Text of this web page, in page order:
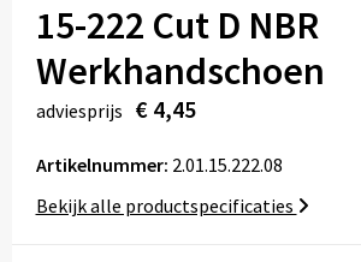
Kinderkleding
Tassen
15-222 Cut D NBR
Werkhandschoen
adviesprijs € 4,45
Artikelnummer: 2.01.15.222.08
Bekijk alle productspecificaties